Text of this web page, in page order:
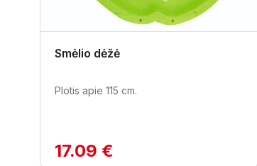
Smėlio dėžė
Plotis apie 115 cm.
17.09 €